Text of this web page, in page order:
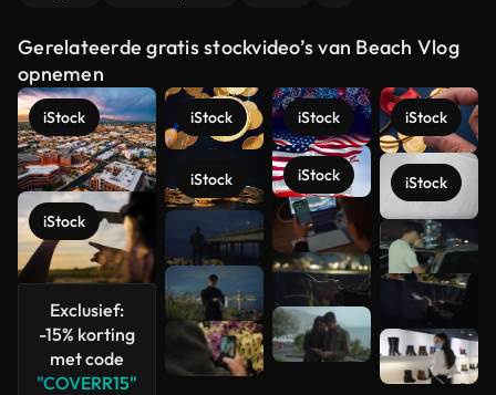
Gerelateerde gratis stockvideo’s van Beach Vlog
opnemen
iStock
iStock
Exclusief:
-15% korting
met code
"COVERR15"
iStock
iStock
iStock
iStock
iStock
iStock
Meer
bekijken